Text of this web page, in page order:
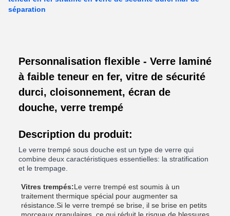
séparation
Personnalisation flexible - Verre laminé
à faible teneur en fer, vitre de sécurité
durci, cloisonnement, écran de
douche, verre trempé
Description du produit:
Le verre trempé sous douche est un type de verre qui
combine deux caractéristiques essentielles: la stratification
et le trempage.
Vitres trempés:Le verre trempé est soumis à un
traitement thermique spécial pour augmenter sa
résistance.Si le verre trempé se brise, il se brise en petits
morceaux granulaires, ce qui réduit le risque de blessures